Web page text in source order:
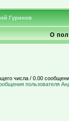
Гуринов
О
числа / 0.00
пользователя